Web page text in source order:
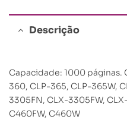
Descrição
Capacidade: 1000 páginas.
360, CLP-365, CLP-365W,
3305FN, CLX-3305FW,
C460FW, C460W